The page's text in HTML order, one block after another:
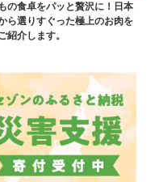
の食卓をパッと贅沢に！日本
ら選りすぐった極上のお肉を
紹介します。